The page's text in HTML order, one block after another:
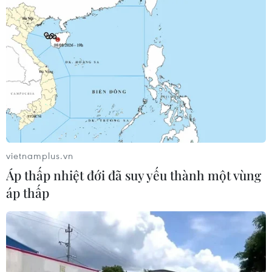
Có 50 cơ sở kiểm nghiệm được GACC
chấp nhận phục vụ xuất khẩu mít,
sầu riêng
07/08/2026 10:27
Giá dầu tăng trước những lo ngại về
kế hoạch mở lại Eo biển Hormuz
07/08/2026 08:58
Nhà đầu tư Anh đề xuất siêu dự án Tổ
hợp cảng biển 18 tỷ USD tại Quảng
Ninh
07/08/2026 08:33
vietnamplus.vn
Áp thấp nhiệt đới đã suy yếu thành một vùng
áp thấp